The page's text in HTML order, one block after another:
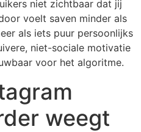
niet zichtbaar dat jij
voelt saven minder als
als iets puur persoonlijks
niet-sociale motivatie
voor het algoritme.
weegt